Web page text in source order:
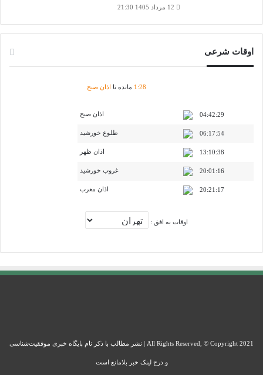
12 مرداد 1405 21:30
اوقات شرعی
1 :28 مانده تا اذان صبح
04:42:29 اذان صبح
06:17:54 طلوع خورشید
13:10:38 اذان ظهر
20:01:16 غروب خورشید
20:21:17 اذان مغرب
اوقات به افق :
All Rights Reserved, © Copyright 2021 | نشر مطالب با ذکر نام پایگاه خبری موفقیت‌شناسی
و درج لینک خبر بلامانع است